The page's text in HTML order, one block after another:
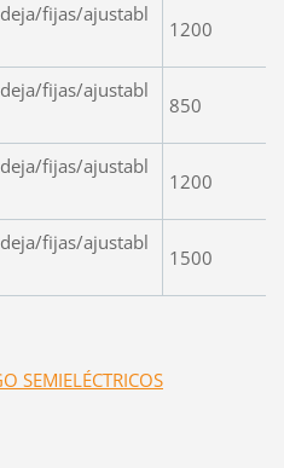
fijas/ajustabl
1200
fijas/ajustabl
850
fijas/ajustabl
1200
fijas/ajustabl
1500
SEMIELÉCTRICOS